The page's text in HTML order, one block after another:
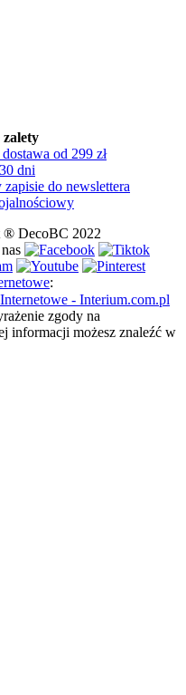
zalety
od 299 zł
dni
do newslettera
® DecoBC 2022
:
zgody na
informacji możesz znaleźć w